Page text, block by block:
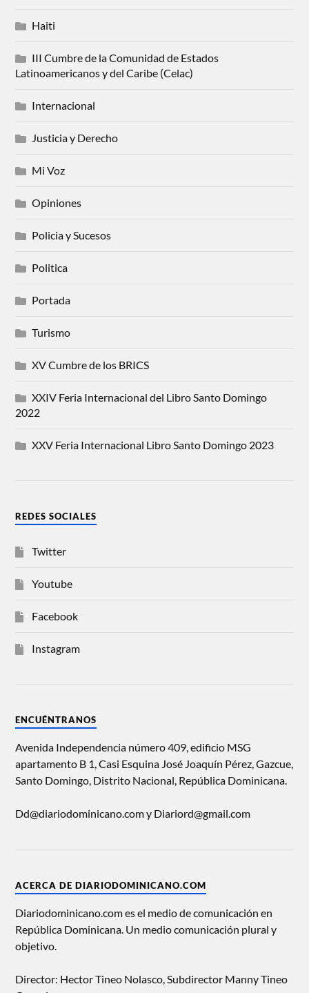
Haiti
III Cumbre de la Comunidad de Estados
Latinoamericanos y del Caribe (Celac)
Internacional
Justicia y Derecho
Mi Voz
Opiniones
Policia y Sucesos
Politica
Portada
Turismo
XV Cumbre de los BRICS
XXIV Feria Internacional del Libro Santo Domingo
2022
XXV Feria Internacional Libro Santo Domingo 2023
REDES SOCIALES
Twitter
Youtube
Facebook
Instagram
ENCUÉNTRANOS
Avenida Independencia número 409, edificio MSG
apartamento B 1, Casi Esquina José Joaquín Pérez, Gazcue,
Santo Domingo, Distrito Nacional, República Dominicana.
Dd@diariodominicano.com y Diariord@gmail.com
ACERCA DE DIARIODOMINICANO.COM
Diariodominicano.com es el medio de comunicación en
República Dominicana. Un medio comunicación plural y
objetivo.
Director: Hector Tineo Nolasco, Subdirector Manny Tineo